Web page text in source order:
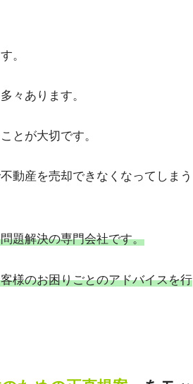
。
々あります。
とが大切です。
動産を売却できなくなってしまう
題解決の専門会社です。
様のお困りごとのアドバイスを行